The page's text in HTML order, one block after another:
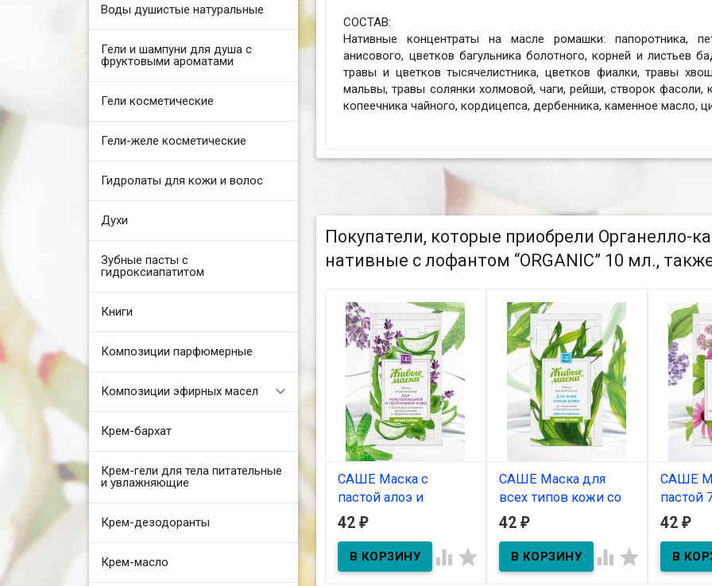
Воды душистые натуральные
Гели и шампуни для душа с
фруктовыми ароматами
Гели косметические
Гели-желе косметические
Гидролаты для кожи и волос
Духи
Зубные пасты с
гидроксиапатитом
Книги
Композиции парфюмерные
Композиции эфирных масел
Крем-бархат
Крем-гели для тела питательные
и увлажняющие
Крем-дезодоранты
Крем-масло
СОСТАВ:
Нативные концентраты на масле ромашки: папоротника,
анисового, цветков багульника болотного, корней и листьев
травы и цветков тысячелистника, цветков фиалки, травы
мальвы, травы солянки холмовой, чаги, рейши, створок фасоли,
копеечника чайного, кордицепса, дербенника, каменное масло,
Покупатели, которые приобрели Органелло-
нативные с лофантом “ORGANIC” 10 мл.,
САШЕ Маска с
пастой алоэ и
коланхоэ10г
В наличии
Маска в пакетике с пастой
42 ₽
 
САШЕ Маска для
всех типов кожи со
спирулиной 10г
В наличии
Маска в пакетике со
42 ₽
 
САШЕ
пастой
В
Маска в
7 трав
жирной
42 ₽